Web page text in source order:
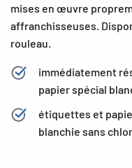
mises en œuvre
affranchisseuses.
rouleau.
immédiatement
papier spécial
étiquettes et
blanchie sans